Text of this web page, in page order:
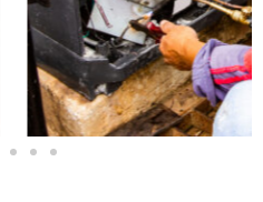
o
m
5
d